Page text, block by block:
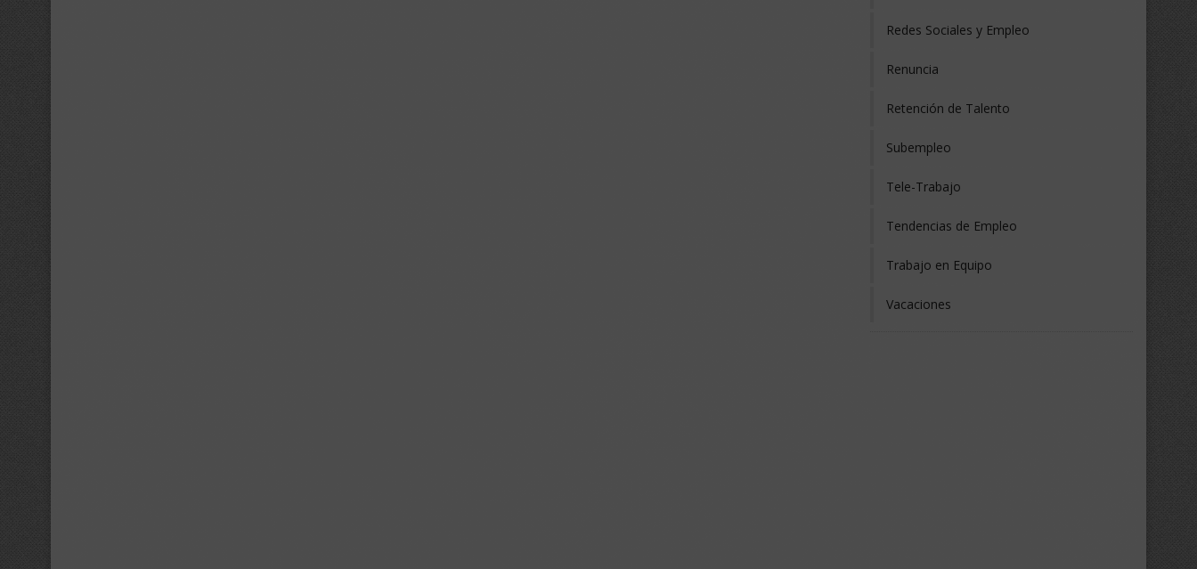
Redes Sociales y Empleo
Renuncia
Retención de Talento
Subempleo
Tele-Trabajo
Tendencias de Empleo
Trabajo en Equipo
Vacaciones